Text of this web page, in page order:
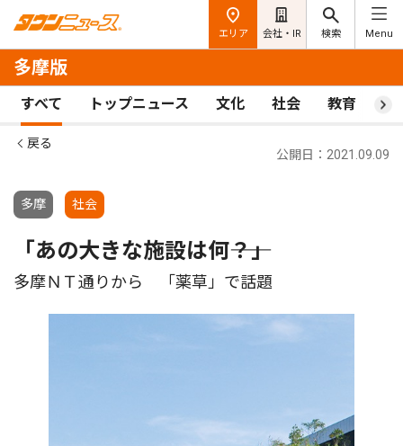
エリア 会社・IR 検索 Menu
多摩版
すべて トップニュース 文化 社会 教育 ス
戻る
多摩 社会
公開日：2021.09.09
「あの大きな施設は何――？」
多摩ＮＴ通りから 「薬草」で話題